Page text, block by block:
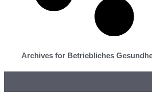
Archives for Betriebliches